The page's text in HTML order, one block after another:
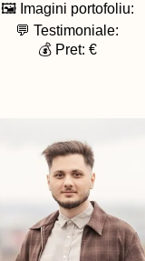
🖼️ Imagini portofoliu:
💬 Testimoniale:
💰 Pret: €